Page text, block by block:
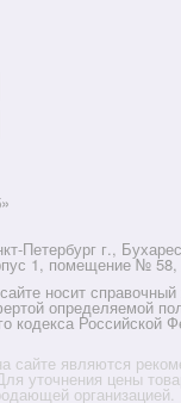
Петербург г.,
1, помещение №
носит справочный
определяемой
кодекса Российской
сайте являются
уточнения цены
организацией.